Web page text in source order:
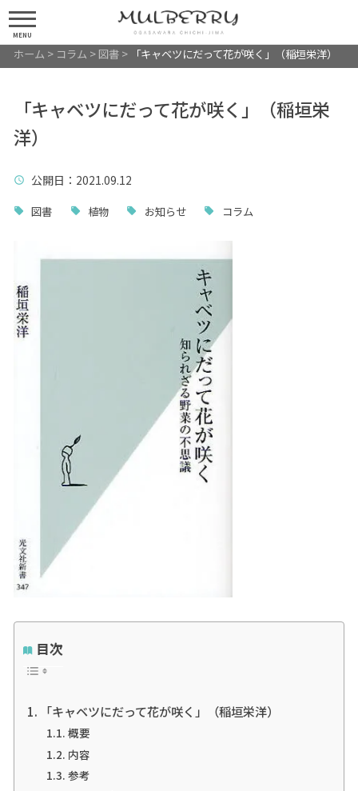
MENU
ホーム > コラム > 図書> 「キャベツにだって花が咲く」（稲垣栄洋）
「キャベツにだって花が咲く」（稲垣栄
洋）
公開日 ：2021.09.12
図書 植物 お知らせ コラム
目次
「キャベツにだって花が咲く」（稲垣栄洋）
概要
内容
参考